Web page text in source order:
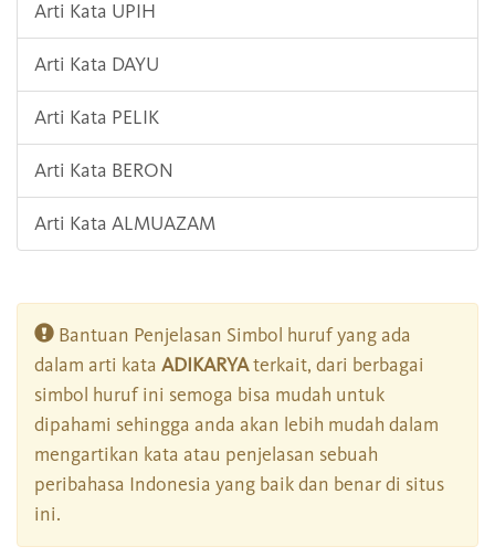
Arti Kata UPIH
Arti Kata DAYU
Arti Kata PELIK
Arti Kata BERON
Arti Kata ALMUAZAM
Bantuan Penjelasan Simbol huruf yang ada
dalam arti kata ADIKARYAterkait, dari berbagai
simbol huruf ini semoga bisa mudah untuk
dipahami sehingga anda akan lebih mudah dalam
mengartikan kata atau penjelasan sebuah
peribahasa Indonesia yang baik dan benar di situs
ini.